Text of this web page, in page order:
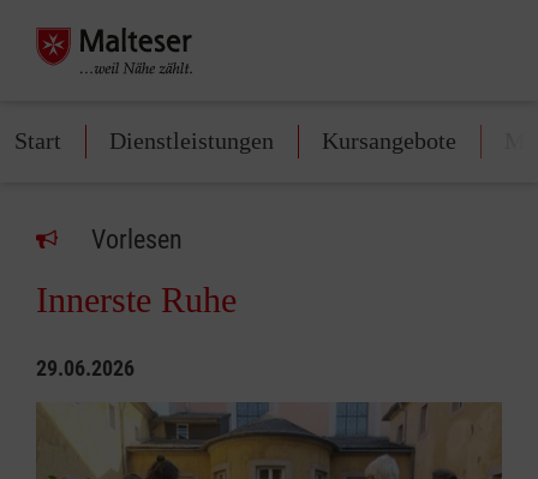
Start Dienstleistungen Kursangebote
Vorlesen
Innerste Ruhe
29.06.2026